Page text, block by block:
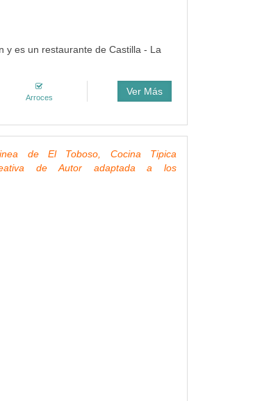
y es un restaurante de Castilla - La
Arroces
Ver Más
de El Toboso, Cocina Tipica
de Autor adaptada a los